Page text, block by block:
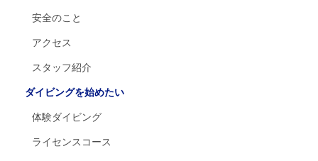
安全のこと
アクセス
スタッフ紹介
ダイビングを始めたい
体験ダイビング
ライセンスコース